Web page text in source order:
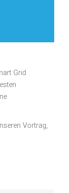
Grid
Vortrag,